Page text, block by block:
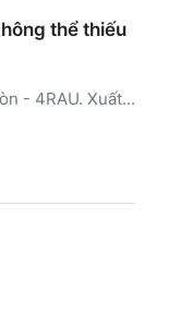
thể thiếu
- 4RAU. Xuất...